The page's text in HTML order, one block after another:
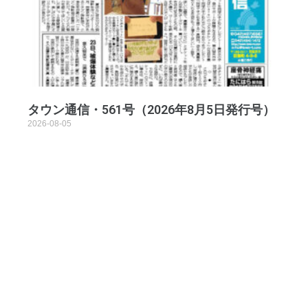
タウン通信・561号（2026年8月5日発行号）
2026-08-05